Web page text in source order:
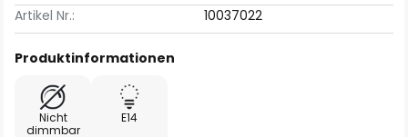
Artikel Nr.:
10037022
Produktinformationen
Nicht
dimmbar
E14